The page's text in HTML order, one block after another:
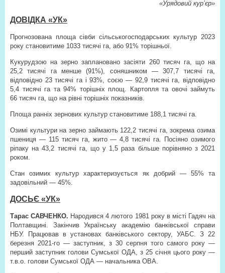
«Урядовий кур’єр»
ДОВІДКА «УК»
Прогнозована площа сівби сільськогосподарських культур 2023
року становитиме 1033 тисячі га, або 91% торішньої.
Кукурудзою на зерно заплановано засіяти 260 тисяч га, що на
25,2 тисячі га менше (91%), соняшником — 307,7 тисячі га,
відповідно 23 тисячі га і 93%, соєю — 92,9 тисячі га, відповідно
5,4 тисячі га та 94% торішніх площ. Картопля та овочі займуть
66 тисяч га, що на рівні торішніх показників.
Площа ранніх зернових культур становитиме 188,1 тисячі га.
Озимі культури на зерно займають 122,2 тисячі га, зокрема озима
пшениця — 115 тисяч га, жито — 4,8 тисячі га. Посіяно озимого
ріпаку на 43,2 тисячі га, що у 1,5 раза більше порівняно з 2021
роком.
Стан озимих культур характеризується як добрий — 55% та
задовільний — 45%.
ДОСЬЄ «УК»
Тарас САВЧЕНКО. Народився 4 лютого 1981 року в місті Гадяч на
Полтавщині. Закінчив Українську академію банківської справи
НБУ. Працював в установах банківського сектору, УАБС. З 22
березня 2021-го — заступник, з 30 серпня того самого року —
перший заступник голови Сумської ОДА, з 25 січня цього року —
т.в.о. голови Сумської ОДА — начальника ОВА.